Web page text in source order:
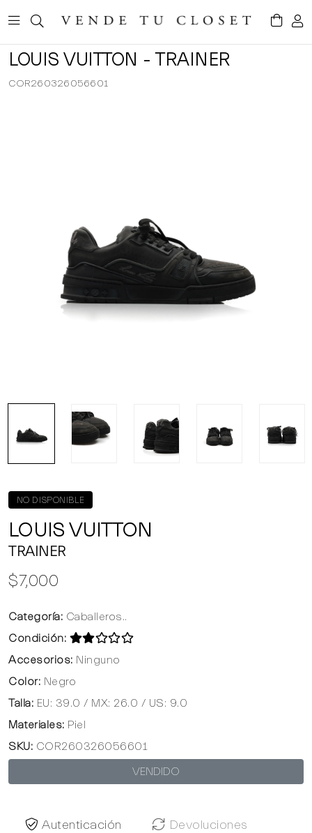
LOUIS VUITTON - TRAINER
COR260326056601
NO DISPONIBLE
LOUIS VUITTON
TRAINER
$7,000
Categoría: Caballeros..
Condición:
Accesorios: Ninguno
Color: Negro
Talla: EU: 39.0 / MX: 26.0 / US: 9.0
Materiales: Piel
SKU: COR260326056601
VENDIDO
Autenticación
Devoluciones